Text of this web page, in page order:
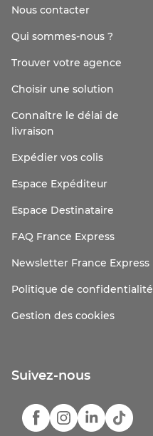
Nous contacter
Qui sommes-nous ?
Trouver votre agence
Choisir une solution
Connaître le délai de
livraison
Expédier vos colis
Espace Expéditeur
Espace Destinataire
FAQ France Express
Newsletter France Express
Politique de confidentialité
Gestion des cookies
Suivez-nous